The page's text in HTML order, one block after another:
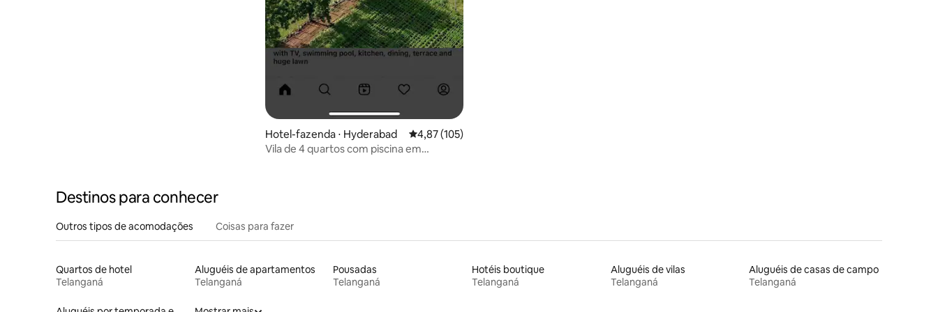
Hotel-fazenda ⋅ Hyderabad 4,87 de uma avaliação média de 5, 105 avaliações
4,87 (105)
Vila de 4 quartos com piscina em
Destinos para conhecer
Outros tipos de acomodações Coisas para fazer
Quartos de hotel
Telanganá
Aluguéis de apartamentos
Telanganá
Pousadas
Telanganá
Hotéis boutique
Telanganá
Aluguéis de vilas
Telanganá
Aluguéis de casas de campo
Telanganá